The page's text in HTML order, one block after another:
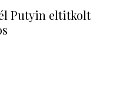
Putyin eltitkolt